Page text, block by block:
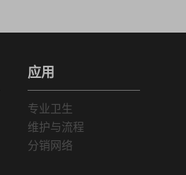
应用
专业卫生
维护与流程
分销网络